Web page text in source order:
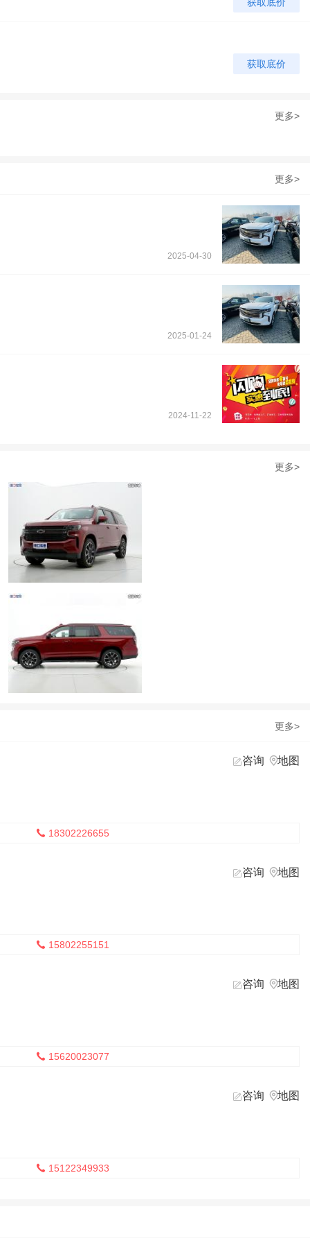
获取底价
获取底价
更多>
更多>
2025-04-30
2025-01-24
2024-11-22
更多>
更多>
咨询 地图
 18302226655
咨询 地图
 15802255151
咨询 地图
 15620023077
咨询 地图
 15122349933